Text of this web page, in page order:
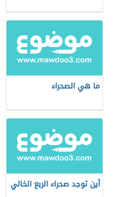
ما هي الصحراء
أين توجد صحراء الربع الخالي